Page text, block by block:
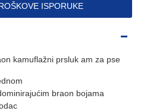
ISPORUKE
kamuflažni prsluk am za pse
braon bojama